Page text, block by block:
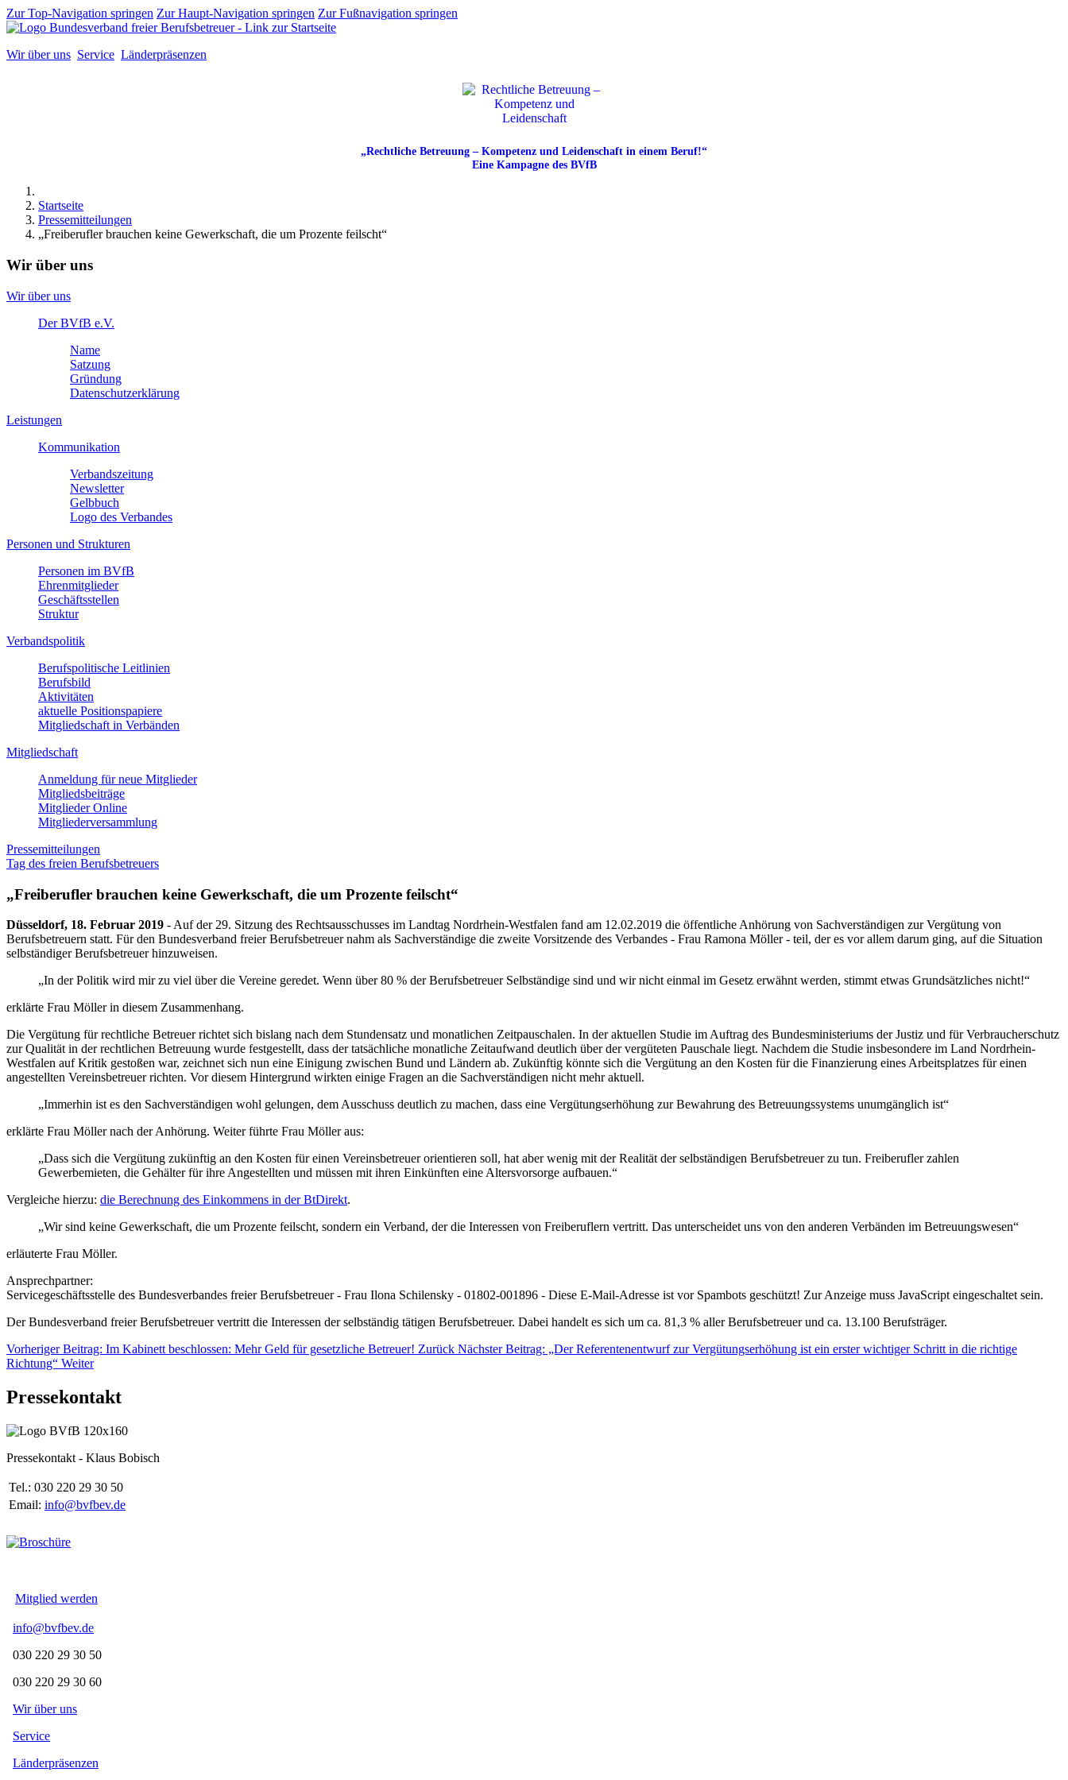
Zur Top-Navigation springen Zur Haupt-Navigation springen Zur Fußnavigation springen
Wir über uns Service Länderpräsenzen
„Rechtliche Betreuung – Kompetenz und Leidenschaft in einem Beruf!“
Eine Kampagne des BVfB
Startseite
Pressemitteilungen
„Freiberufler brauchen keine Gewerkschaft, die um Prozente feilscht“
Wir über uns
Wir über uns
Der BVfB e.V.
Name
Satzung
Gründung
Datenschutzerklärung
Leistungen
Kommunikation
Verbandszeitung
Newsletter
Gelbbuch
Logo des Verbandes
Personen und Strukturen
Personen im BVfB
Ehrenmitglieder
Geschäftsstellen
Struktur
Verbandspolitik
Berufspolitische Leitlinien
Berufsbild
Aktivitäten
aktuelle Positionspapiere
Mitgliedschaft in Verbänden
Mitgliedschaft
Anmeldung für neue Mitglieder
Mitgliedsbeiträge
Mitglieder Online
Mitgliederversammlung
Pressemitteilungen
Tag des freien Berufsbetreuers
„Freiberufler brauchen keine Gewerkschaft, die um Prozente feilscht“
Düsseldorf, 18. Februar 2019 - Auf der 29. Sitzung des Rechtsausschusses im Landtag Nordrhein-Westfalen fand am 12.02.2019 die öffentliche Anhörung von Sachverständigen zur Vergütung von
Berufsbetreuern statt. Für den Bundesverband freier Berufsbetreuer nahm als Sachverständige die zweite Vorsitzende des Verbandes - Frau Ramona Möller - teil, der es vor allem darum ging, auf die Situation
selbständiger Berufsbetreuer hinzuweisen.
„In der Politik wird mir zu viel über die Vereine geredet. Wenn über 80 % der Berufsbetreuer Selbständige sind und wir nicht einmal im Gesetz erwähnt werden, stimmt etwas Grundsätzliches nicht!“
erklärte Frau Möller in diesem Zusammenhang.
Die Vergütung für rechtliche Betreuer richtet sich bislang nach dem Stundensatz und monatlichen Zeitpauschalen. In der aktuellen Studie im Auftrag des Bundesministeriums der Justiz und für Verbraucherschutz
zur Qualität in der rechtlichen Betreuung wurde festgestellt, dass der tatsächliche monatliche Zeitaufwand deutlich über der vergüteten Pauschale liegt. Nachdem die Studie insbesondere im Land Nordrhein-
Westfalen auf Kritik gestoßen war, zeichnet sich nun eine Einigung zwischen Bund und Ländern ab. Zukünftig könnte sich die Vergütung an den Kosten für die Finanzierung eines Arbeitsplatzes für einen
angestellten Vereinsbetreuer richten. Vor diesem Hintergrund wirkten einige Fragen an die Sachverständigen nicht mehr aktuell.
„Immerhin ist es den Sachverständigen wohl gelungen, dem Ausschuss deutlich zu machen, dass eine Vergütungserhöhung zur Bewahrung des Betreuungssystems unumgänglich ist“
erklärte Frau Möller nach der Anhörung. Weiter führte Frau Möller aus:
„Dass sich die Vergütung zukünftig an den Kosten für einen Vereinsbetreuer orientieren soll, hat aber wenig mit der Realität der selbständigen Berufsbetreuer zu tun. Freiberufler zahlen
Gewerbemieten, die Gehälter für ihre Angestellten und müssen mit ihren Einkünften eine Altersvorsorge aufbauen.“
Vergleiche hierzu: die Berechnung des Einkommens in der BtDirekt.
„Wir sind keine Gewerkschaft, die um Prozente feilscht, sondern ein Verband, der die Interessen von Freiberuflern vertritt. Das unterscheidet uns von den anderen Verbänden im Betreuungswesen“
erläuterte Frau Möller.
Ansprechpartner:
Servicegeschäftsstelle des Bundesverbandes freier Berufsbetreuer - Frau Ilona Schilensky - 01802-001896 - Diese E-Mail-Adresse ist vor Spambots geschützt! Zur Anzeige muss JavaScript eingeschaltet sein.
Der Bundesverband freier Berufsbetreuer vertritt die Interessen der selbständig tätigen Berufsbetreuer. Dabei handelt es sich um ca. 81,3 % aller Berufsbetreuer und ca. 13.100 Berufsträger.
Vorheriger Beitrag: Im Kabinett beschlossen: Mehr Geld für gesetzliche Betreuer! Zurück Nächster Beitrag: „Der Referentenentwurf zur Vergütungserhöhung ist ein erster wichtiger Schritt in die richtige
Richtung“ Weiter
Pressekontakt
Pressekontakt - Klaus Bobisch
Tel.: 030 220 29 30 50
Email: info@bvfbev.de
Mitglied werden
info@bvfbev.de
030 220 29 30 50
030 220 29 30 60
Wir über uns
Service
Länderpräsenzen